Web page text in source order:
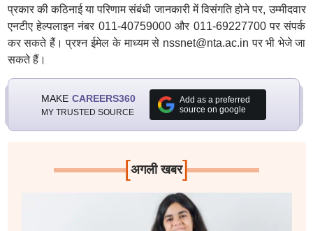
प्रकार की कठिनाई या परिणाम संबंधी जानकारी में विसंगति होने पर, उम्मीदवार
एनटीए हेल्पलाइन नंबर 011-40759000 और 011-69227700 पर संपर्क
कर सकते हैं। प्रश्न ईमेल के माध्यम से nssnet@nta.ac.in पर भी भेजे जा
सकते हैं।
MAKE CAREERS360
MY TRUSTED SOURCE
Add as a preferred
source on google
[अगली खबर]